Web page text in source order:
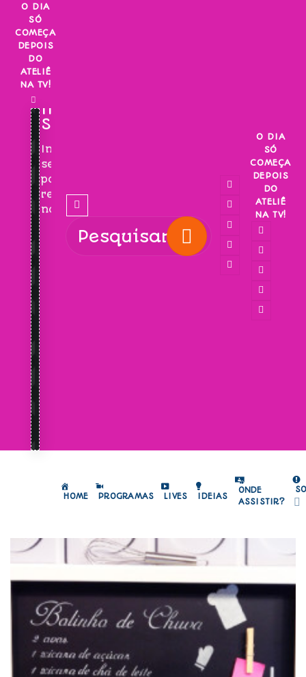
Skip
content
O DIA
SÓ
COMEÇA
DEPOIS
DO
ATELIÊ
NA TV!
INSCREVA-
SE!
Inscreva-
se
para
receber
novidades!
O DIA
SÓ
COMEÇA
DEPOIS
DO
ATELIÊ
NA TV!
HOME PROGRAMAS LIVES IDEIAS
ONDE
ASSISTIR?